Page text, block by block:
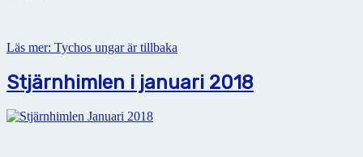
Läs mer: Tychos ungar är tillbaka
Stjärnhimlen i januari 2018